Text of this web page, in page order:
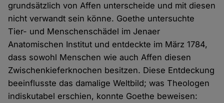
grundsätzlich von Affen unterscheide und mit diesen
nicht verwandt sein könne. Goethe untersuchte
Tier- und Menschenschädel im Jenaer
Anatomischen Institut und entdeckte im März 1784,
dass sowohl Menschen wie auch Affen diesen
Zwischenkieferknochen besitzen. Diese Entdeckung
beeinflusste das damalige Weltbild; was Theologen
indiskutabel erschien, konnte Goethe beweisen: